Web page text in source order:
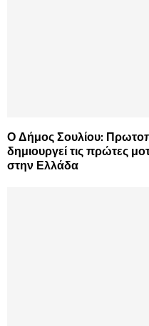
Ο Δήμος Σουλίου:
δημιουργεί τις πρώτες
στην Ελλάδα